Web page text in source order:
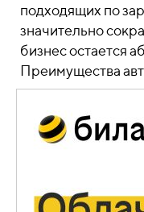
подходящих по
значительно
бизнес остается
Преимущества